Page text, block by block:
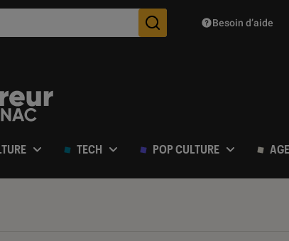
Des suggestions de
Besoin d’aide
TECH POP CULTURE